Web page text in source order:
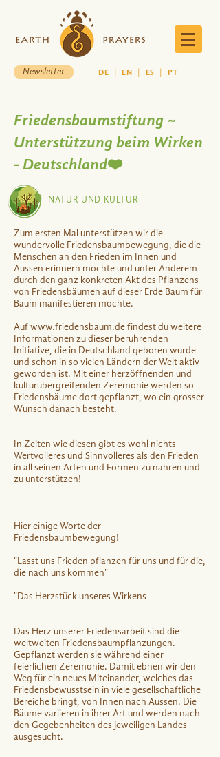
Newsletter DE |EN ES PT
Friedensbaumstiftung ~
Unterstützung beim Wirken
- Deutschland❤️
NATUR UND KULTUR
Zum ersten Mal unterstützen wir die
wundervolle Friedensbaumbewegung, die die
Menschen an den Frieden im Innen und
Aussen erinnern möchte und unter Anderem
durch den ganz konkreten Akt des Pflanzens
von Friedensbäumen auf dieser Erde Baum für
Baum manifestieren möchte.
Aufwww.friedensbaum.defindest du weitere
Informationen zu dieser berührenden
Initiative, die in Deutschland geboren wurde
und schon in so vielen Ländern der Welt aktiv
geworden ist. Mit einer herzöffnenden und
kulturübergreifenden Zeremonie werden so
Friedensbäume dort gepflanzt, wo ein grosser
Wunsch danach besteht.
In Zeiten wie diesen gibt es wohl nichts
Wertvolleres und Sinnvolleres als den Frieden
in all seinen Arten und Formen zu nähren und
zu unterstützen!
Hier einige Worte der
Friedensbaumbewegung!
"Lasst uns Frieden pflanzen für uns und für die,
die nach uns kommen"
"Das Herzstück unseres Wirkens
Das Herz unserer Friedensarbeit sind die
weltweiten Friedensbaumpflanzungen.
Gepflanzt werden sie während einer
feierlichen Zeremonie. Damit ebnen wir den
Weg für ein neues Miteinander, welches das
Friedensbewusstsein in viele gesellschaftliche
Bereiche bringt, von Innen nach Aussen. Die
Bäume variieren in ihrer Art und werden nach
den Gegebenheiten des jeweiligen Landes
ausgesucht.